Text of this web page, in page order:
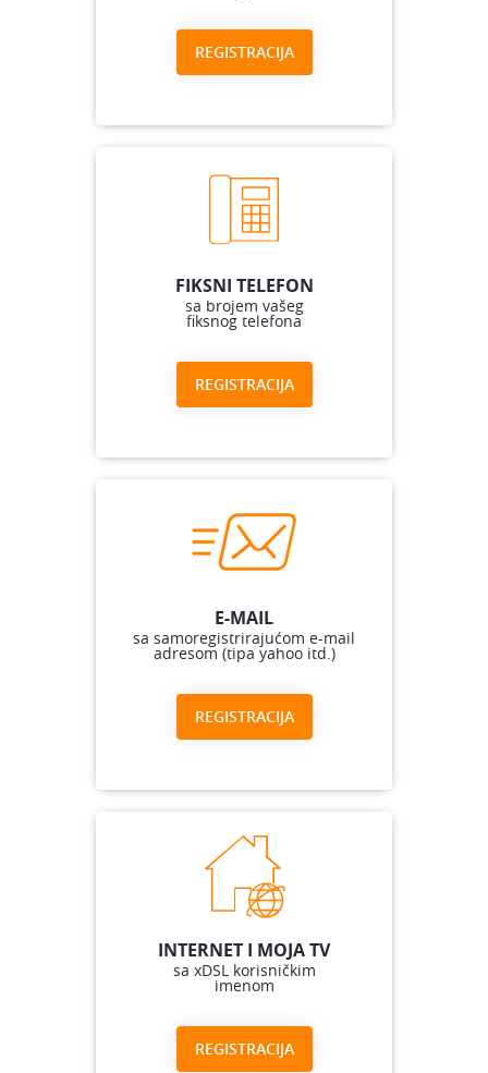
REGISTRACIJA
FIKSNI TELEFON
sa brojem vašeg
fiksnog telefona
REGISTRACIJA
E-MAIL
sa samoregistrirajućom e-mail
adresom (tipa yahoo itd.)
REGISTRACIJA
INTERNET I MOJA TV
sa xDSL korisničkim
imenom
REGISTRACIJA